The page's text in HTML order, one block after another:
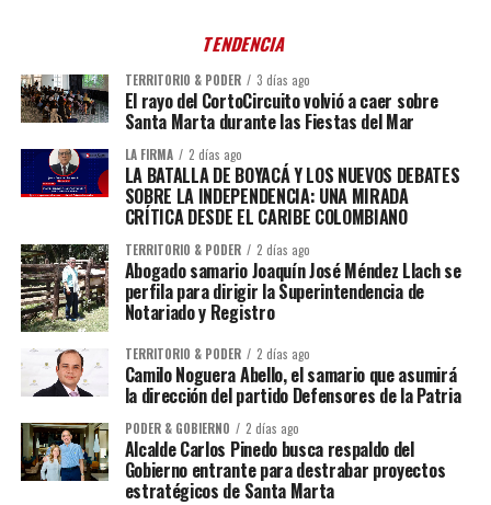
TENDENCIA
TERRITORIO & PODER 3 días ago
El rayo del CortoCircuito volvió a caer sobre
Santa Marta durante las Fiestas del Mar
LA FIRMA 2 días ago
LA BATALLA DE BOYACÁ Y LOS NUEVOS DEBATES
SOBRE LA INDEPENDENCIA: UNA MIRADA
CRÍTICA DESDE EL CARIBE COLOMBIANO
TERRITORIO & PODER 2 días ago
Abogado samario Joaquín José Méndez Llach se
perfila para dirigir la Superintendencia de
Notariado y Registro
TERRITORIO & PODER 2 días ago
Camilo Noguera Abello, el samario que asumirá
la dirección del partido Defensores de la Patria
PODER & GOBIERNO 2 días ago
Alcalde Carlos Pinedo busca respaldo del
Gobierno entrante para destrabar proyectos
estratégicos de Santa Marta